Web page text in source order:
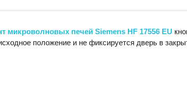
микроволновых печей Siemens HF 17556 EU
положение и не фиксируется дверь в